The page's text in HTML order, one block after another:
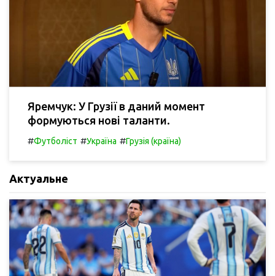
Яремчук: У Грузії в даний момент
формуються нові таланти.
#Футболіст #Україна #Грузія (країна)
Актуальне